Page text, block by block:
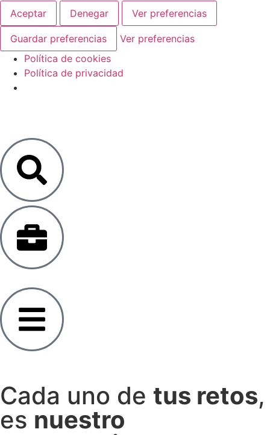
Aceptar
Denegar Ver preferencias
Guardar preferencias
Ver preferencias
Política de cookies
Política de privacidad
Cada uno de tus retos,
es nuestro